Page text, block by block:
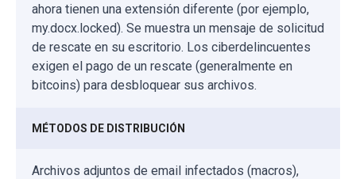
ahora tienen una extensión diferente (por ejemplo,
my.docx.locked). Se muestra un mensaje de solicitud
de rescate en su escritorio. Los ciberdelincuentes
exigen el pago de un rescate (generalmente en
bitcoins) para desbloquear sus archivos.
MÉTODOS DE DISTRIBUCIÓN
Archivos adjuntos de email infectados (macros),